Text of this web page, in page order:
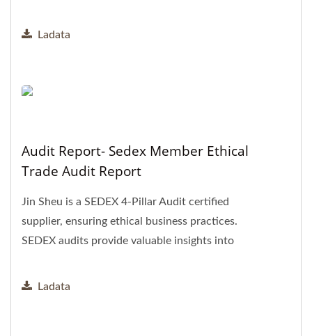
Ladata
Audit Report- Sedex Member Ethical
Trade Audit Report
Jin Sheu is a SEDEX 4-Pillar Audit certified
supplier, ensuring ethical business practices.
SEDEX audits provide valuable insights into
Ladata